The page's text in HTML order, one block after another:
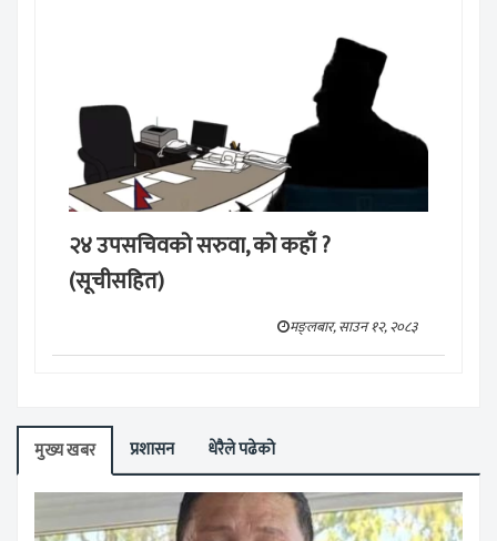
२४ उपसचिवको सरुवा, को कहाँ ?
(सूचीसहित)
मङ्लबार, साउन १२, २०८३
मुख्य खबर प्रशासन धेरैले पढेको